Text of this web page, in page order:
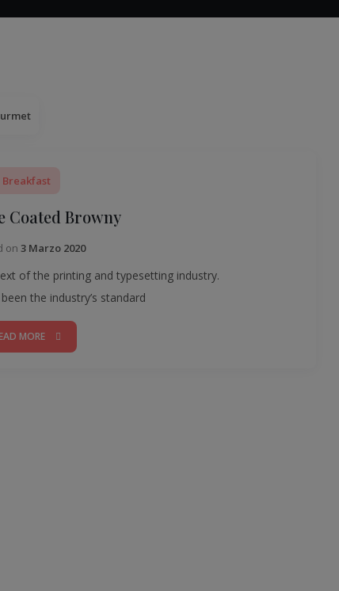
Breakfast
Coated Browny
on 3 Marzo 2020
of the printing and typesetting industry.
the industry’s standard
MORE